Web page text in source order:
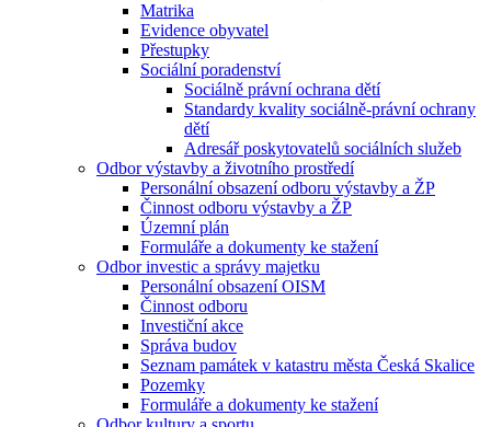
Matrika
Evidence obyvatel
Přestupky
Sociální poradenství
Sociálně právní ochrana dětí
Standardy kvality sociálně-právní ochrany
dětí
Adresář poskytovatelů sociálních služeb
Odbor výstavby a životního prostředí
Personální obsazení odboru výstavby a ŽP
Činnost odboru výstavby a ŽP
Územní plán
Formuláře a dokumenty ke stažení
Odbor investic a správy majetku
Personální obsazení OISM
Činnost odboru
Investiční akce
Správa budov
Seznam památek v katastru města Česká Skalice
Pozemky
Formuláře a dokumenty ke stažení